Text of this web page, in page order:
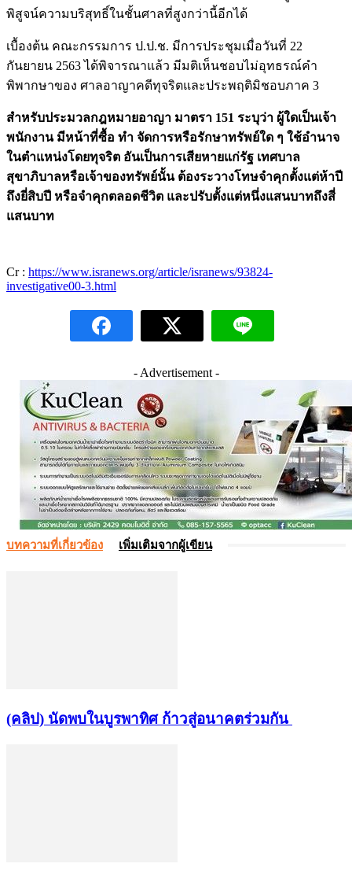
พิสูจน์ความบริสุทธิ์ในชั้นศาลที่สูงกว่านี้อีกได้
เบื้องต้น คณะกรรมการ ป.ป.ช. มีการประชุมเมื่อวันที่ 22
กันยายน 2563 ได้พิจารณาแล้ว มีมติเห็นชอบไม่อุทธรณ์คำ
พิพากษาของ ศาลอาญาคดีทุจริตและประพฤติมิชอบภาค 3
สำหรับประมวลกฎหมายอาญา มาตรา 151 ระบุว่า ผู้ใดเป็นเจ้า
พนักงาน มีหน้าที่ซื้อ ทำ จัดการหรือรักษาทรัพย์ใด ๆ ใช้อำนาจ
ในตำแหน่งโดยทุจริต อันเป็นการเสียหายแก่รัฐ เทศบาล
สุขาภิบาลหรือเจ้าของทรัพย์นั้น ต้องระวางโทษจำคุกตั้งแต่ห้าปี
ถึงยี่สิบปี หรือจำคุกตลอดชีวิต และปรับตั้งแต่หนึ่งแสนบาทถึงสี่
แสนบาท
Cr : https://www.isranews.org/article/isranews/93824-
investigative00-3.html
- Advertisement -
บทความที่เกี่ยวข้อง เพิ่มเติมจากผู้เขียน
(คลิป) นัดพบในบูรพาทิศ ก้าวสู่อนาคตร่วมกัน